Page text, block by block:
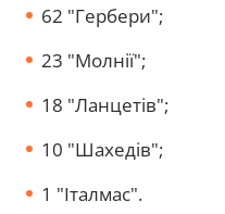
62 "Гербери";
23 "Молнії";
18 "Ланцетів";
10 "Шахедів";
1 "Італмас".